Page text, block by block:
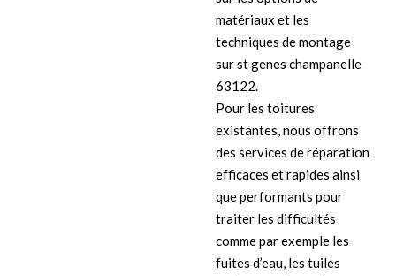
matériaux et les
techniques de montage
sur st genes champanelle
63122.
Pour les toitures
existantes, nous offrons
des services de réparation
efficaces et rapides ainsi
que performants pour
traiter les difficultés
comme par exemple les
fuites d’eau, les tuiles